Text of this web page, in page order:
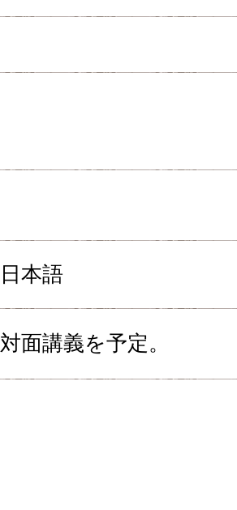
日本語
対面講義を予定。